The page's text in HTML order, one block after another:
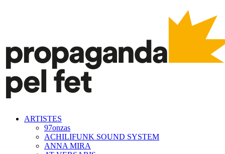
ARTISTES
97onzas
ACHILIFUNK SOUND SYSTEM
ANNA MIRA